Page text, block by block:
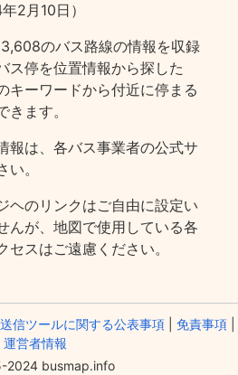
2月10日）
のバス路線の情報を収録
ス停を位置情報から探した
キーワードから付近に停まる
ます。
報は、各バス事業者の公式サ
。
ヘのリンクはご自由に設定い
んが、地図で使用している各
スはご遠慮ください。
信ツールに関する公表事項| 免責事項|
運営者情報
2024 busmap.info